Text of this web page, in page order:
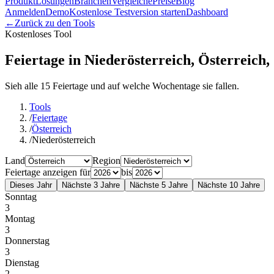
AnmeldenDemoKostenlose Testversion startenDashboard
← Zurück zu den Tools
Kostenloses Tool
Feiertage in Niederösterreich, Österreich,
Sieh alle 15 Feiertage und auf welche Wochentage sie fallen.
Tools
/Feiertage
/Österreich
/Niederösterreich
Land
Region
Feiertage anzeigen für
bis
Dieses Jahr Nächste 3 Jahre Nächste 5 Jahre Nächste 10 Jahre
Sonntag
3
Montag
3
Donnerstag
3
Dienstag